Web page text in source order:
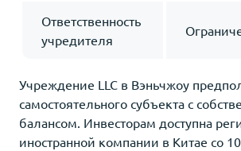
Ответственность
учредителя
Учреждение LLC в Вэньчжоу
самостоятельного субъекта с
балансом. Инвесторам доступна
иностранной компании в Китае со